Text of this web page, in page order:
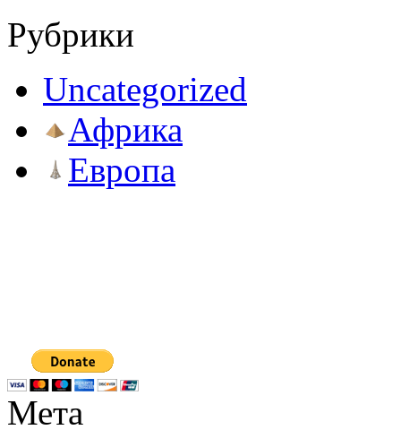
Рубрики
Uncategorized
Африка
Европа
Мета